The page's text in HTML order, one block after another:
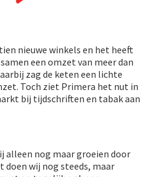
nieuwe winkels en het heeft
een omzet van meer dan
zag de keten een lichte
Toch ziet Primera het nut in
bij tijdschriften en tabak aan
alleen nog maar groeien door
doen wij nog steeds, maar